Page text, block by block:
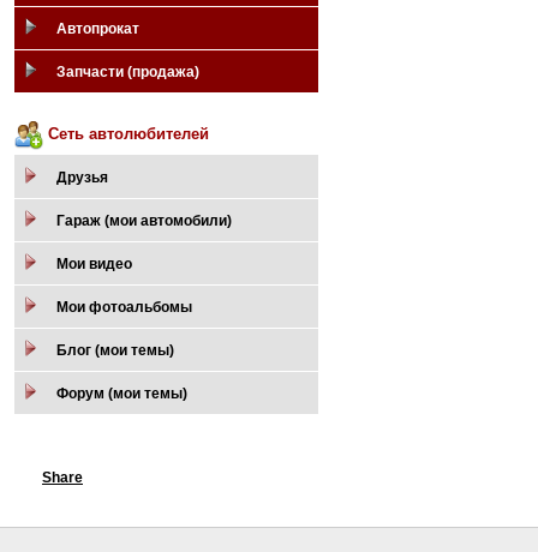
Автопрокат
Запчасти (продажа)
Сеть автолюбителей
Друзья
Гараж (мои автомобили)
Мои видео
Мои фотоальбомы
Блог (мои темы)
Форум (мои темы)
Share